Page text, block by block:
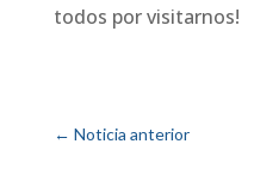
todos por visitarnos!
←Noticia anterior